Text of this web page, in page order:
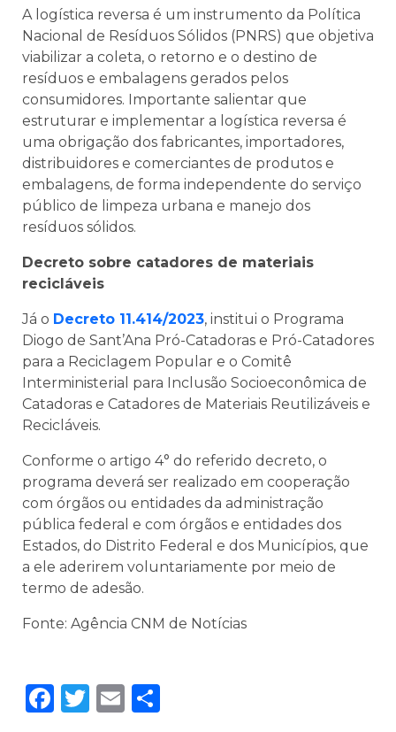
A logística reversa é um instrumento da Política
Nacional de Resíduos Sólidos (PNRS) que objetiva
viabilizar a coleta, o retorno e o destino de
resíduos e embalagens gerados pelos
consumidores. Importante salientar que
estruturar e implementar a logística reversa é
uma obrigação dos fabricantes, importadores,
distribuidores e comerciantes de produtos e
embalagens, de forma independente do serviço
público de limpeza urbana e manejo dos
resíduos sólidos.
Decreto sobre catadores de materiais
recicláveis
Já o Decreto 11.414/2023, institui o Programa
Diogo de Sant’Ana Pró-Catadoras e Pró-Catadores
para a Reciclagem Popular e o Comitê
Interministerial para Inclusão Socioeconômica de
Catadoras e Catadores de Materiais Reutilizáveis e
Recicláveis.
Conforme o artigo 4° do referido decreto, o
programa deverá ser realizado em cooperação
com órgãos ou entidades da administração
pública federal e com órgãos e entidades dos
Estados, do Distrito Federal e dos Municípios, que
a ele aderirem voluntariamente por meio de
termo de adesão.
Fonte: Agência CNM de Notícias
Facebook
Twitter
Email